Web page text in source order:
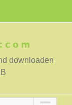
downloaden